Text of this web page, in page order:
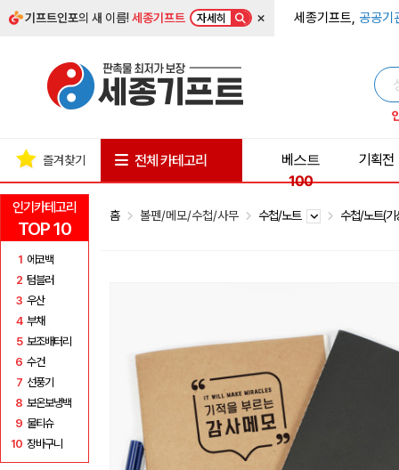
기프트인포의 새 이름!세종기프트 자세히 × 세종기프트, 공공기
인기카테고리
TOP 10
1 에코백
2 텀블러
3 우산
4 부채
5 보조배터리
6 수건
7 선풍기
8 보온보냉백
9 물티슈
10 장바구니
즐겨찾기 전체 카테고리
베스트
100
기획전
홈 볼펜/메모/수첩/사무 수첩/노트 수첩/노트(